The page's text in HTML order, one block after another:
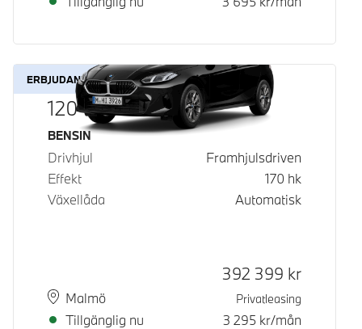
ERBJUDANDE
120
Bränsle
BENSIN
Drivhjul
Framhjulsdriven
Effekt
170 hk
Växellåda
Automatisk
PlatsMalmö
Leveranstid
Tillgänglig nu
Kontantpris
392 399 kr
Privatleasing
3 295 kr/mån